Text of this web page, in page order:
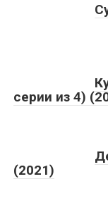
серии из 4)
(2021)